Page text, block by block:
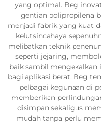
yang optimal. Beg
gentian polipropilena
menjadi fabrik yang kuat
kelutsincahaya
melibatkan teknik
seperti jejaring,
baik sambil
bagi aplikasi berat. Beg
pelbagai kegunaan di
memberikan
disimpan sekaligus
mudah tanpa perlu